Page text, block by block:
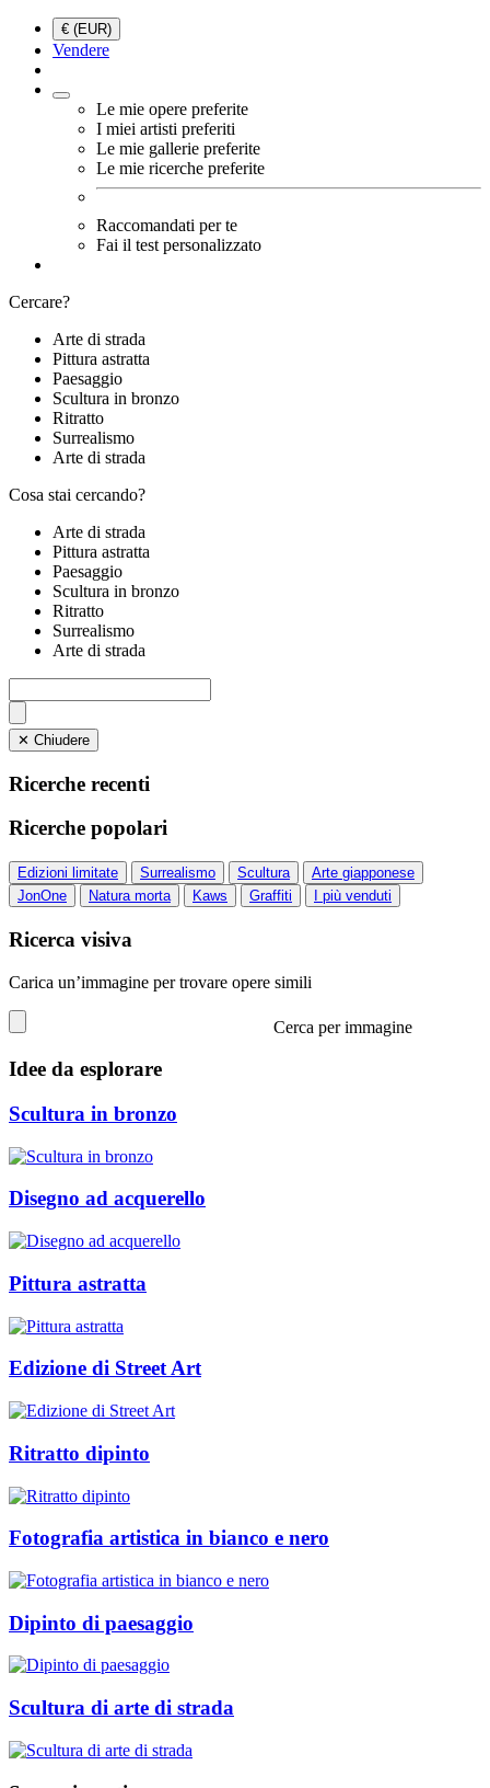
€ (EUR)
Vendere
Le mie opere preferite
I miei artisti preferiti
Le mie gallerie preferite
Le mie ricerche preferite
Raccomandati per te
Fai il test personalizzato
Cercare?
Arte di strada
Pittura astratta
Paesaggio
Scultura in bronzo
Ritratto
Surrealismo
Arte di strada
Cosa stai cercando?
Arte di strada
Pittura astratta
Paesaggio
Scultura in bronzo
Ritratto
Surrealismo
Arte di strada
✕ Chiudere
Ricerche recenti
Ricerche popolari
Edizioni limitate Surrealismo Scultura
Arte giapponese
JonOne
Natura morta Kaws Graffiti I più venduti
Ricerca visiva
Carica un’immagine per trovare opere simili
Cerca per immagine
Idee da esplorare
Scultura in bronzo
Disegno ad acquerello
Pittura astratta
Edizione di Street Art
Ritratto dipinto
Fotografia artistica in bianco e nero
Dipinto di paesaggio
Scultura di arte di strada